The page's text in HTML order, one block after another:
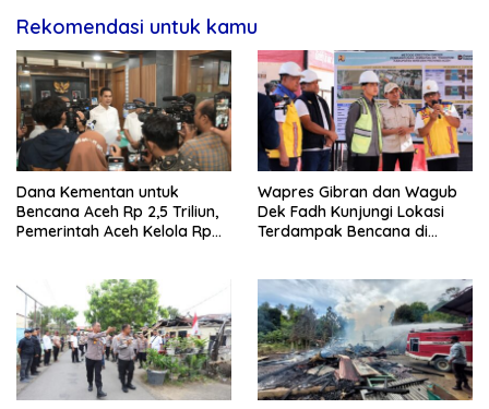
Rekomendasi untuk kamu
Dana Kementan untuk
Bencana Aceh Rp 2,5 Triliun,
Pemerintah Aceh Kelola Rp
Wapres Gibran dan Wagub
Dek Fadh Kunjungi Lokasi
Terdampak Bencana di